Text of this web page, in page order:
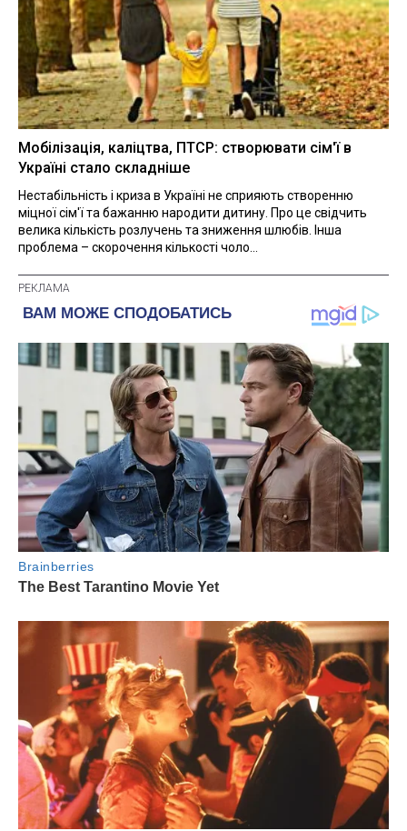
Мобілізація, каліцтва, ПТСР: створювати сім'ї в
Україні стало складніше
Нестабільність і криза в Україні не сприяють створенню
міцної сім'ї та бажанню народити дитину. Про це свідчить
велика кількість розлучень та зниження шлюбів. Інша
проблема – скорочення кількості чоло...